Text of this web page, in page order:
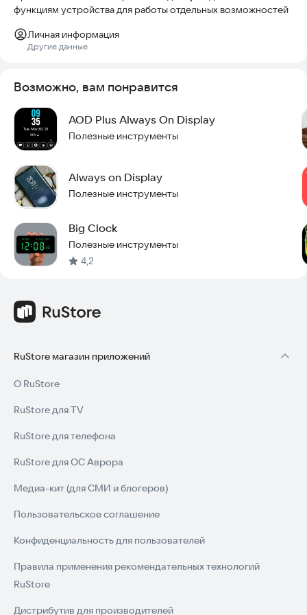
функциям устройства для работы отдельных возможностей
Личная информация
Другие данные
Возможно, вам понравится
AOD Plus Always On Display
Полезные инструменты
Always on Display
Полезные инструменты
Big Clock
Полезные инструменты
4,2
RuStore магазин приложений
О RuStore
RuStore для TV
RuStore для телефона
RuStore для ОС Аврора
Медиа-кит (для СМИ и блогеров)
Пользовательское соглашение
Конфиденциальность для пользователей
Правила применения рекомендательных технологий
RuStore
Дистрибутив для производителей